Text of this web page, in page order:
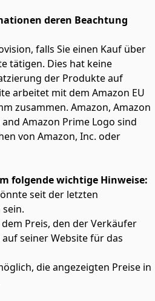
Flansch verbunden, was
eine einfachere Installation
ermöglicht
deren Beachtung
falls Sie einen Kauf über
tätigen. Dies hat keine
der Produkte auf
arbeitet mit dem Amazon EU
zusammen. Amazon, Amazon
Amazon Prime Logo sind
von Amazon, Inc. oder
folgende wichtige Hinweise:
seit der letzten
Preis, den der Verkäufer
seiner Website für das
die angezeigten Preise in